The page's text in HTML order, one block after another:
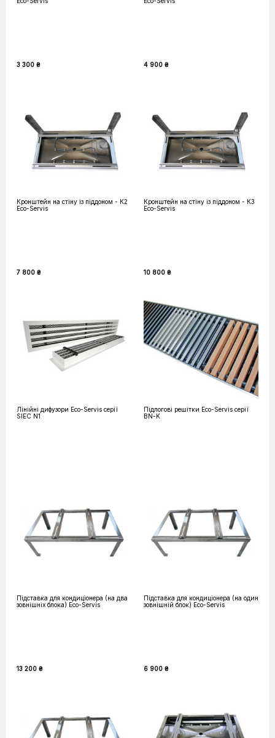
3 300 ₴ 4 900 ₴
Кронштейн на стіну із піддоном - К2
Eco-Servis
7 800 ₴
Кронштейн на стіну із піддоном - К3
Eco-Servis
10 800 ₴
Лінійні дифузори Eco-Servis серії
SIEC N1
Підлогові решітки Eco-Servis серії
BN-K
Підставка для кондиціонера (на два
зовнішніх блока) Eco-Servis
13 200 ₴
Підставка для кондиціонера (на один
зовнішній блок) Eco-Servis
6 900 ₴